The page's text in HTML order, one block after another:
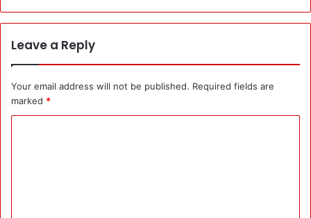
Leave a Reply
Your email address will not be published. Required fields are
marked *